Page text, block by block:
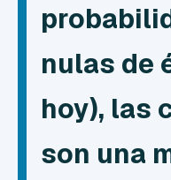
nulas de
hoy), las
son una